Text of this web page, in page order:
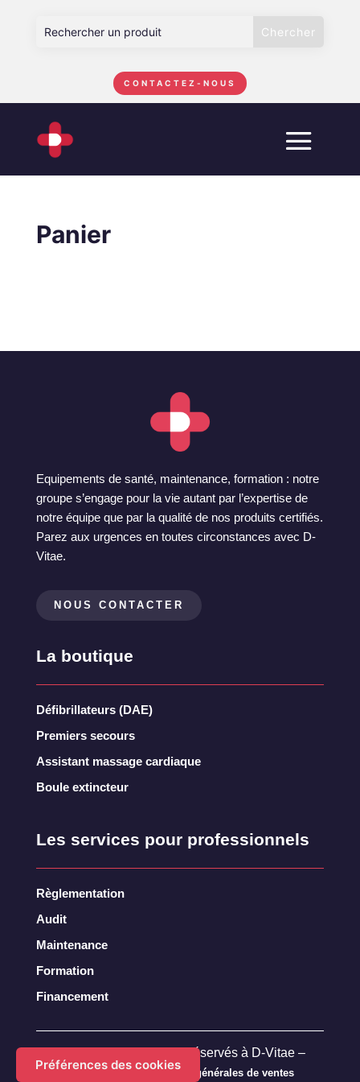
Préférences des cookies
CONTACTEZ-NOUS
Panier
Equipements de santé, maintenance, formation : notre
groupe s’engage pour la vie autant par l’expertise de
notre équipe que par la qualité de nos produits certifiés.
Parez aux urgences en toutes circonstances avec D-
Vitae.
NOUS CONTACTER
La boutique
Défibrillateurs (DAE)
Premiers secours
Assistant massage cardiaque
Boule extincteur
Les services pour professionnels
Règlementation
Audit
Maintenance
Formation
Financement
– Tous droits réservés à D-Vitae –
Mentions légales–Conditions générales de ventes